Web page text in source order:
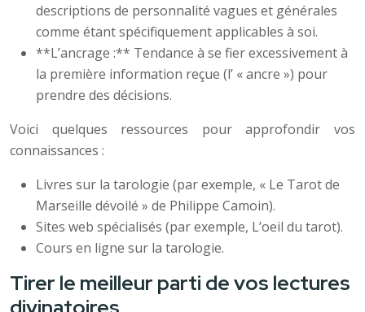
descriptions de personnalité vagues et générales
comme étant spécifiquement applicables à soi.
**L’ancrage :** Tendance à se fier excessivement à
la première information reçue (l’ « ancre ») pour
prendre des décisions.
Voici quelques ressources pour approfondir vos
connaissances :
Livres sur la tarologie (par exemple, « Le Tarot de
Marseille dévoilé » de Philippe Camoin).
Sites web spécialisés (par exemple, L’oeil du tarot).
Cours en ligne sur la tarologie.
Tirer le meilleur parti de vos lectures